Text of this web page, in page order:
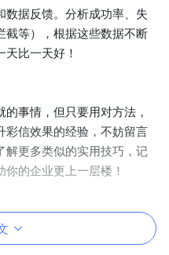
数据反馈。分析成功率、失
截等），根据这些数据不断
比一天好！
事情，但只要用对方法，
彩信效果的经验，不妨留言
解更多类似的实用技巧，记
的企业更上一层楼！